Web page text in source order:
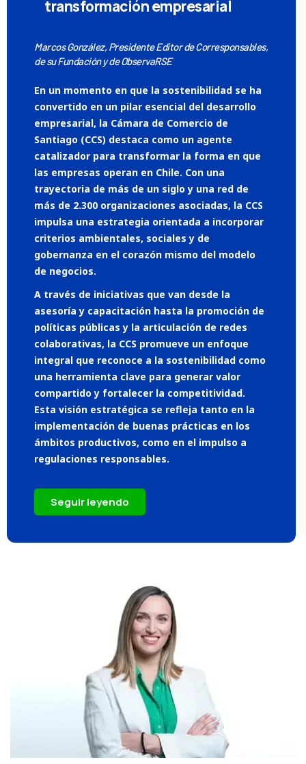
transformación empresarial
Marcos González, Presidente Editor de Corresponsables,
de su Fundación y de ObservaRSE
En un momento en que la sostenibilidad se ha
convertido en un pilar esencial del desarrollo
empresarial, la Cámara de Comercio de
Santiago (CCS) destaca como un agente
catalizador para transformar la forma en que
las empresas operan en Chile. Con una
trayectoria de más de un siglo y una red de
más de 2.300 organizaciones asociadas, la CCS
impulsa una estrategia orientada a incorporar
criterios ambientales, sociales y de
gobernanza en el corazón mismo del modelo
de negocios.
A través de iniciativas que van desde la
asesoría y capacitación hasta la promoción de
políticas públicas y la articulación de redes
colaborativas, la CCS promueve un enfoque
integral que reconoce a la sostenibilidad como
una herramienta clave para generar valor
compartido y fortalecer la competitividad.
Esta visión estratégica se refleja tanto en la
implementación de buenas prácticas en los
ámbitos productivos, como en el impulso a
regulaciones responsables.
Seguir leyendo